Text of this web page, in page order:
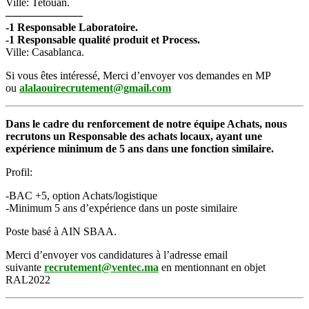
Ville: Tetouan.
———————
-1 Responsable Laboratoire.
-1 Responsable qualité produit et Process.
Ville: Casablanca.
Si vous êtes intéressé, Merci d’envoyer vos demandes en MP
ou alalaouirecrutement@gmail.com
Dans le cadre du renforcement de notre équipe Achats, nous
recrutons un Responsable des achats locaux, ayant une
expérience minimum de 5 ans dans une fonction similaire.
Profil:
-BAC +5, option Achats/logistique
-Minimum 5 ans d’expérience dans un poste similaire
Poste basé à AIN SBAA.
Merci d’envoyer vos candidatures à l’adresse email
suivante recrutement@ventec.ma en mentionnant en objet
RAL2022